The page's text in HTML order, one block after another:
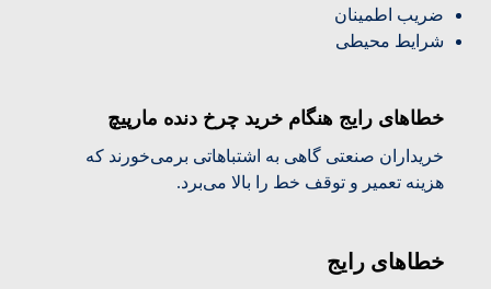
ضریب اطمینان
شرایط محیطی
خطاهای رایج هنگام خرید چرخ دنده مارپیچ
خریداران صنعتی گاهی به اشتباهاتی برمی‌خورند که
هزینه تعمیر و توقف خط را بالا می‌برد.
خطاهای رایج